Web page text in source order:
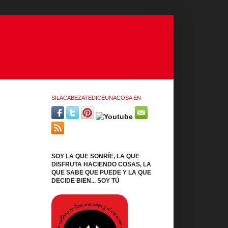
SILACABEZATEDICEUNACOSA EN
SOY LA QUE SONRÍE, LA QUE
DISFRUTA HACIENDO COSAS, LA
QUE SABE QUE PUEDE Y LA QUE
DECIDE BIEN... SOY TÚ